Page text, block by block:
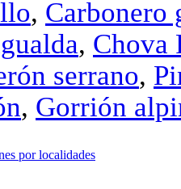
, Carbonero
, Chova
serrano,
, Gorrión
por localidades